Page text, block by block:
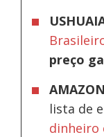
preço
lista de
dinheiro